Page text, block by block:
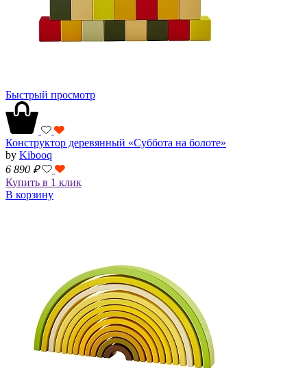
Быстрый просмотр
Конструктор деревянный «Суббота на болоте»
by Kibooq
6 890 ₽
Купить в 1 клик
В корзину